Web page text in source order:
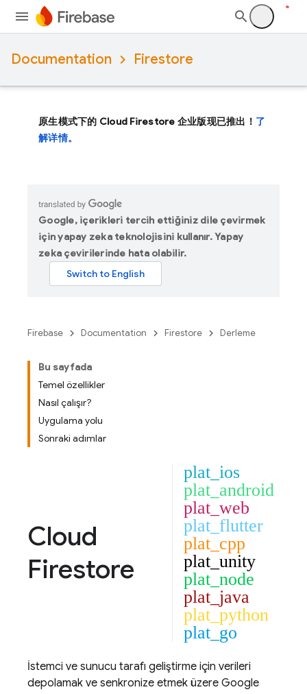
Documentation Firestore
原生模式下的 Cloud Firestore 企业版现已推出！ 了
解详情。
Google, içerikleri tercih ettiğiniz dile çevirmek
için yapay zeka teknolojisini kullanır. Yapay
zeka çevirilerinde hata olabilir.
Firebase Documentation Firestore Derleme
Bu sayfada
Temel özellikler
Nasıl çalışır?
Uygulama yolu
Sonraki adımlar
Cloud
Firestore
plat_ios
plat_android
plat_web
plat_flutter
plat_cpp
plat_unity
plat_node
plat_java
plat_python
plat_go
İstemci ve sunucu tarafı geliştirme için verileri
depolamak ve senkronize etmek üzere Google